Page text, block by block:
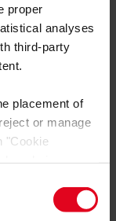
proper
analyses
third-party
placement of
or manage
"Cookie
choose, the full
of this